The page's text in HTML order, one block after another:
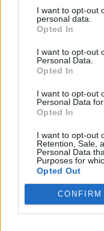
I want to opt-out
personal data.
Opted In
I want to opt-out
Personal Data.
Opted In
I want to opt-out
Personal Data
Opted In
I want to opt-out
Retention, Sale,
Personal Data
Purposes for
Opted Out
CONFIRM
Κινηματογράφος
“Victory”: Το
έπος του John
από ποτέ
22.06.26
Μια επιστροφή στο
αποκαλύπτει πώς ένα
δράμα για
σκοτεινές και